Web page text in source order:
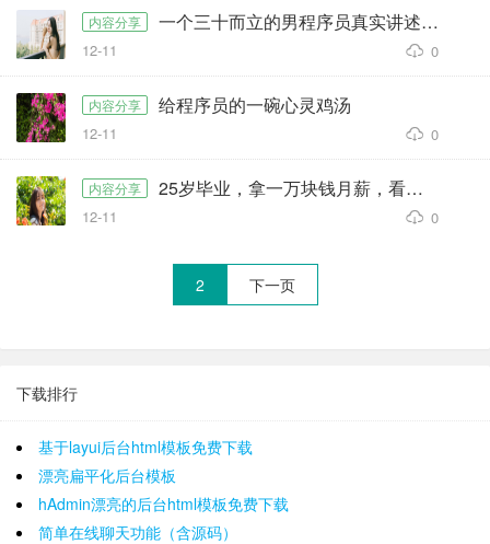
内容分享 一个三十而立的男程序员真实讲述：代码搅乱我的生活
12-11 0
内容分享 给程序员的一碗心灵鸡汤
12-11 0
内容分享 25岁毕业，拿一万块钱月薪，看程序人生（黑色幽默）
12-11 0
2 下一页
下载排行
基于layui后台html模板免费下载
漂亮扁平化后台模板
hAdmin漂亮的后台html模板免费下载
简单在线聊天功能（含源码）